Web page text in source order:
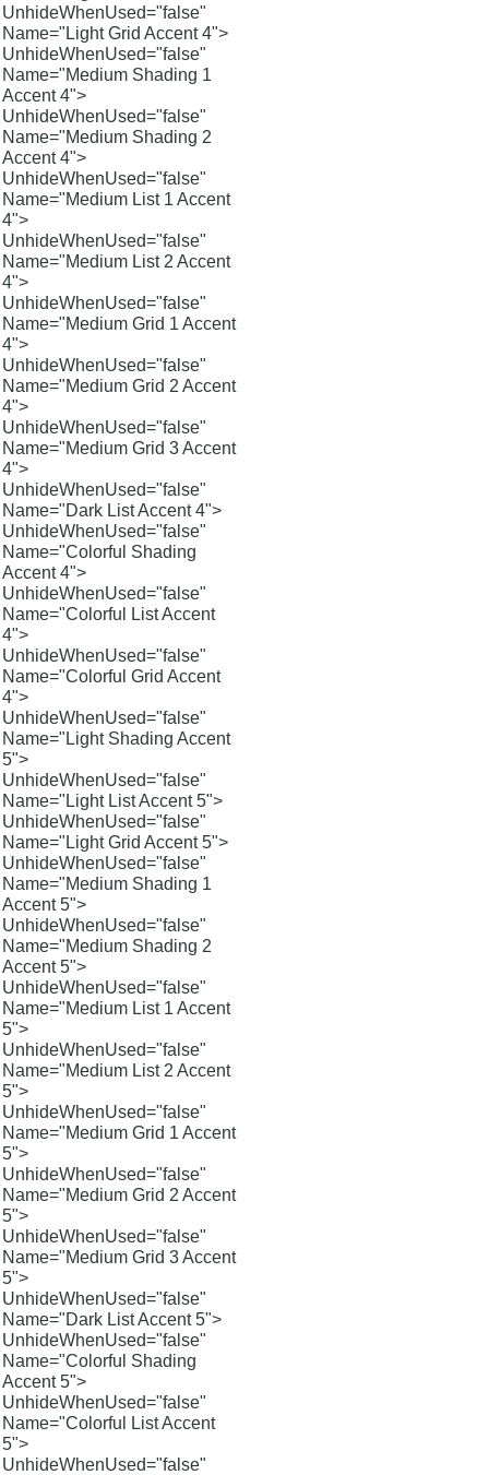
UnhideWhenUsed="false"
Name="Light Grid Accent 4">
UnhideWhenUsed="false"
Name="Medium Shading 1
Accent 4">
UnhideWhenUsed="false"
Name="Medium Shading 2
Accent 4">
UnhideWhenUsed="false"
Name="Medium List 1 Accent
4">
UnhideWhenUsed="false"
Name="Medium List 2 Accent
4">
UnhideWhenUsed="false"
Name="Medium Grid 1 Accent
4">
UnhideWhenUsed="false"
Name="Medium Grid 2 Accent
4">
UnhideWhenUsed="false"
Name="Medium Grid 3 Accent
4">
UnhideWhenUsed="false"
Name="Dark List Accent 4">
UnhideWhenUsed="false"
Name="Colorful Shading
Accent 4">
UnhideWhenUsed="false"
Name="Colorful List Accent
4">
UnhideWhenUsed="false"
Name="Colorful Grid Accent
4">
UnhideWhenUsed="false"
Name="Light Shading Accent
5">
UnhideWhenUsed="false"
Name="Light List Accent 5">
UnhideWhenUsed="false"
Name="Light Grid Accent 5">
UnhideWhenUsed="false"
Name="Medium Shading 1
Accent 5">
UnhideWhenUsed="false"
Name="Medium Shading 2
Accent 5">
UnhideWhenUsed="false"
Name="Medium List 1 Accent
5">
UnhideWhenUsed="false"
Name="Medium List 2 Accent
5">
UnhideWhenUsed="false"
Name="Medium Grid 1 Accent
5">
UnhideWhenUsed="false"
Name="Medium Grid 2 Accent
5">
UnhideWhenUsed="false"
Name="Medium Grid 3 Accent
5">
UnhideWhenUsed="false"
Name="Dark List Accent 5">
UnhideWhenUsed="false"
Name="Colorful Shading
Accent 5">
UnhideWhenUsed="false"
Name="Colorful List Accent
5">
UnhideWhenUsed="false"